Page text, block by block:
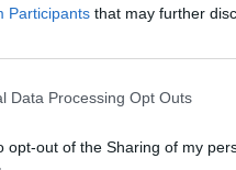
Participants that may further
Data Processing Opt Outs
opt-out of the Sharing of my